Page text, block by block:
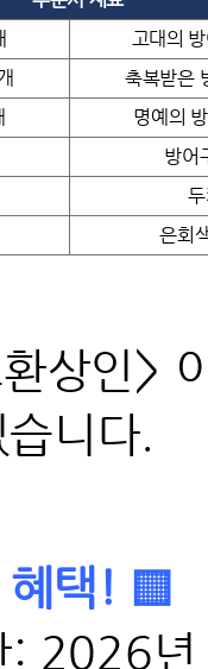
고대의
축복받은
명예의
방어
은회
상인>
니다.
혜택! ▒
: 2026년